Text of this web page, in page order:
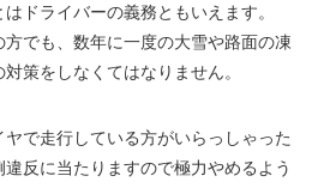
ドライバーの義務ともいえます。
でも、数年に一度の大雪や路面の凍
策をしなくてはなりません。
で走行している方がいらっしゃった
反に当たりますので極力やめるよう